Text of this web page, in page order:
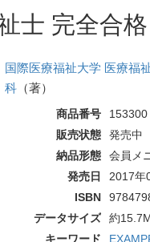
士 完全合
国際医療福祉大学 医療福
科（著）
商品番号
153300
販売状態
発売中
納品形態
会員メ
発売日
2017年
ISBN
データサイズ
約
キーワード